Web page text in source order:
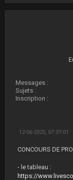
Messages :
Sujets :
Inscription :
12-06-2025, 07:37:01
CONCOURS DE
- le tableau :
https://